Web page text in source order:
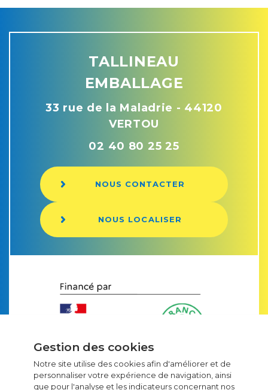
TALLINEAU
EMBALLAGE
33 rue de la Maladrie - 44120
VERTOU
02 40 80 25 25
NOUS CONTACTER
NOUS LOCALISER
Gestion des cookies
Notre site utilise des cookies afin d'améliorer et de
personnaliser votre expérience de navigation, ainsi
que pour l'analyse et les indicateurs concernant nos